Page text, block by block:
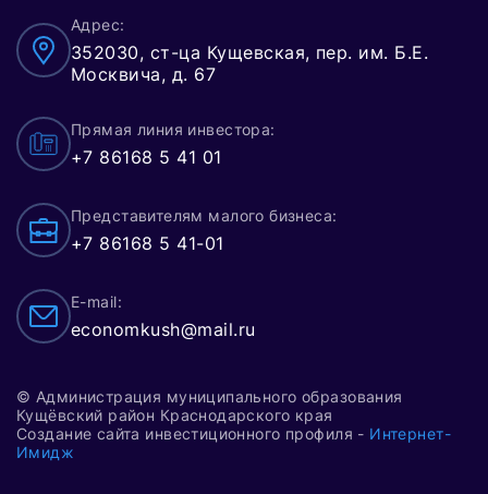
Адрес:
352030, ст-ца Кущевская, пер. им. Б.Е.
Москвича, д. 67
Прямая линия инвестора:
+7 86168 5 41 01
Представителям малого бизнеса:
+7 86168 5 41-01
E-mail:
economkush@mail.ru
© Администрация муниципального образования
Кущёвский район Краснодарского края
Создание сайта инвестиционного профиля - Интернет-
Имидж